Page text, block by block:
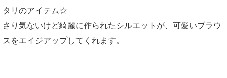
タリのアイテム☆
さり気ないけど綺麗に作られたシルエットが、可愛いブラウ
スをエイジアップしてくれます。